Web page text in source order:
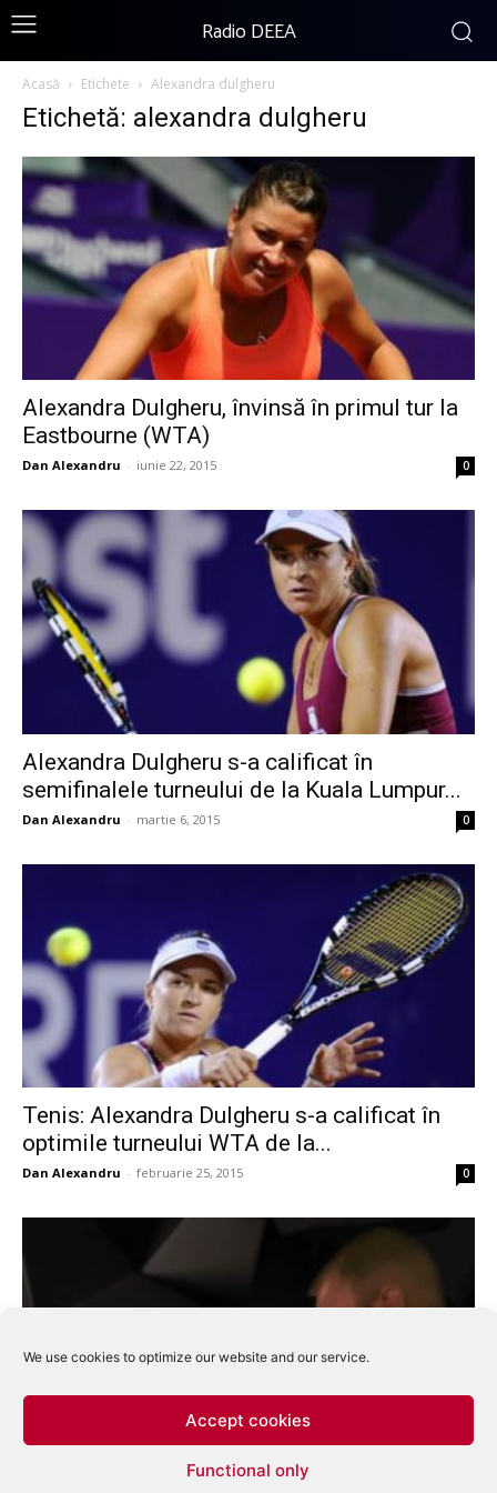
We use cookies to optimize our website and our service.
Accept cookies
Functional only
Radio DEEA
Acasă Etichete Alexandra dulgheru
Etichetă: alexandra dulgheru
Alexandra Dulgheru, învinsă în primul tur la
Eastbourne (WTA)
Dan Alexandru - iunie 22, 2015 0
Alexandra Dulgheru s-a calificat în
semifinalele turneului de la Kuala Lumpur...
Dan Alexandru - martie 6, 2015 0
Tenis: Alexandra Dulgheru s-a calificat în
optimile turneului WTA de la...
Dan Alexandru - februarie 25, 2015 0
Tenis: Alexandra Dulgheru, calificată în